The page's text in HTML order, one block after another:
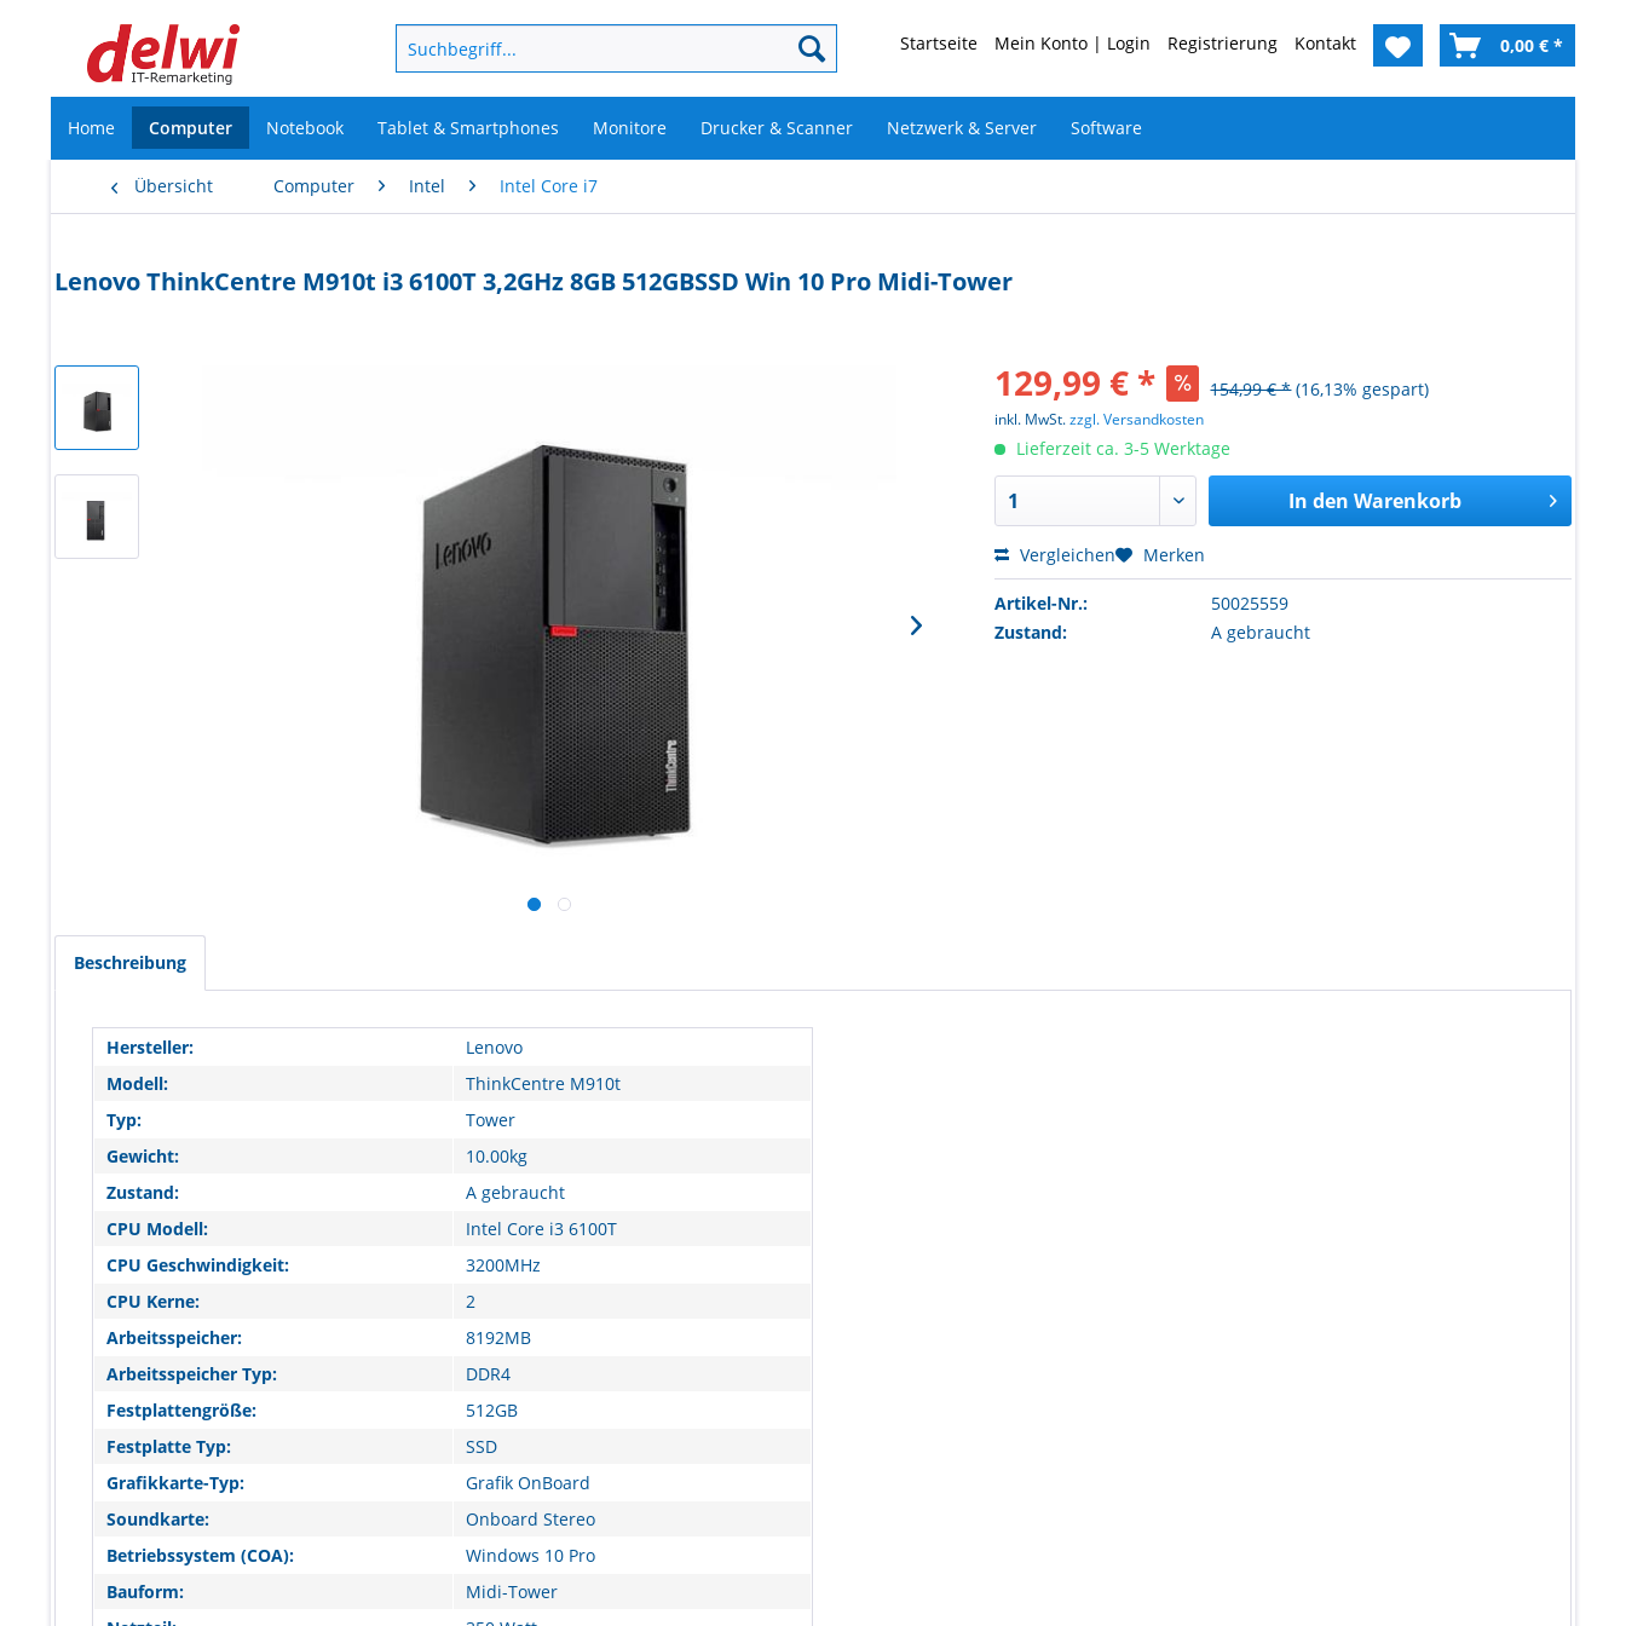
Startseite Mein Konto | Login Registrierung Kontakt 0,00 € *
Home Computer Notebook Tablet & Smartphones Monitore Drucker & Scanner Netzwerk & Server Software
Übersicht Computer Intel Intel Core i7
Lenovo ThinkCentre M910t i3 6100T 3,2GHz 8GB 512GBSSD Win 10 Pro Midi-Tower
129,99 € * 154,99 € * (16,13% gespart)
inkl. MwSt.zzgl. Versandkosten
Lieferzeit ca. 3-5 Werktage
In den Warenkorb
Vergleichen Merken
Artikel-Nr.:
50025559
Zustand:
A gebraucht
Beschreibung
Hersteller:
Lenovo
Modell:
ThinkCentre M910t
Typ:
Tower
Gewicht:
10.00kg
Zustand:
A gebraucht
CPU Modell:
Intel Core i3 6100T
CPU Geschwindigkeit:
3200MHz
CPU Kerne:
2
Arbeitsspeicher:
8192MB
Arbeitsspeicher Typ:
DDR4
Festplattengröße:
512GB
Festplatte Typ:
SSD
Grafikkarte-Typ:
Grafik OnBoard
Soundkarte:
Onboard Stereo
Betriebssystem (COA):
Windows 10 Pro
Bauform:
Midi-Tower